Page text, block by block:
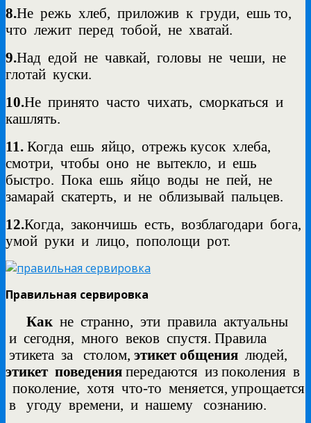
8.Не режь хлеб, приложив к груди, ешь то,
что лежит перед тобой, не хватай.
9.Над едой не чавкай, головы не чеши, не
глотай куски.
10.Не принято часто чихать, сморкаться и
кашлять.
11. Когда ешь яйцо, отрежь кусок хлеба,
смотри, чтобы оно не вытекло, и ешь
быстро. Пока ешь яйцо воды не пей, не
замарай скатерть, и не облизывай пальцев.
12.Когда, закончишь есть, возблагодари бога,
умой руки и лицо, пополощи рот.
Правильная сервировка
Как не странно, эти правила актуальны
и сегодня, много веков спустя. Правила
этикета за столом, этикет общения людей,
этикет поведения передаются из поколения в
поколение, хотя что-то меняется, упрощается
в угоду времени, и нашему сознанию.